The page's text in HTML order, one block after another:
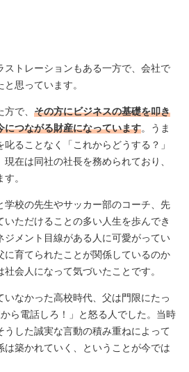
ストレーションもある一方で、会社で
思っています。
で、 その方にビジネスの基礎を叩き
につながる財産になっています。うま
ることなく「これからどうする？」
在は同社の社長を務められており、
。
学校の先生やサッカー部のコーチ、先
ただけることの多い人生を歩んでき
ジメント目線がある人に可愛がってい
に育てられたことが関係しているのか
会人になって気づいたことです。
いなかった高校時代、父は門限にたっ
ら電話しろ！」と怒る人でした。当時
うした誠実な言動の積み重ねによって
は築かれていく、ということが今では